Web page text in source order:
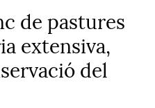
de pastures
extensiva,
del